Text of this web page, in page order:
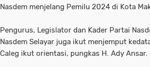
Nasdem menjelang Pemilu 2024 di Kota
Pengurus, Legislator dan Kader Partai
Nasdem Selayar juga ikut menjemput
Caleg ikut orientasi, pungkas H. Ady Ansar.